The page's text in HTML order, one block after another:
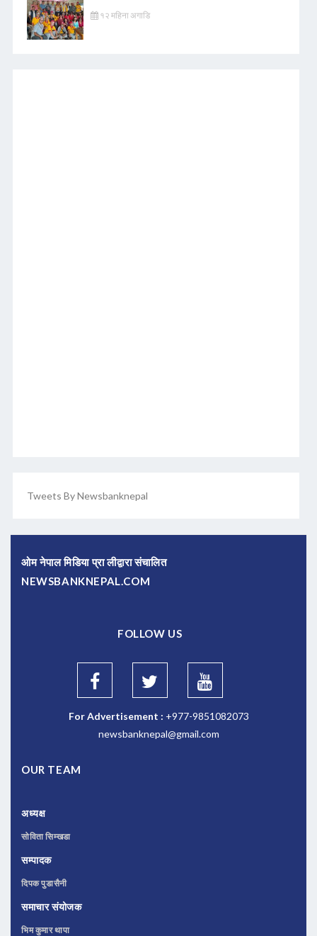
१२ महिना अगाडि
Tweets By Newsbanknepal
ओम नेपाल मिडिया प्रा लीद्वारा संचालित
NEWSBANKNEPAL.COM
FOLLOW US
For Advertisement : +977-9851082073
newsbanknepal@gmail.com
OUR TEAM
अध्यक्ष
सोविता सिम्खडा
सम्पादक
दिपक पुडासैनी
समाचार संयोजक
भिम कुमार थापा